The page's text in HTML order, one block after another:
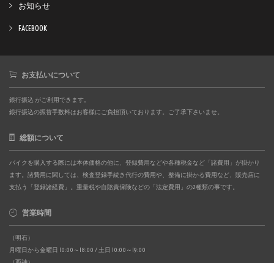
お知らせ
FACEBOOK
お支払いについて
銀行振込 がご利用できます。
銀行振込の振替手数料はお客様にご負担頂いております。ご了承下さいませ。
総額について
バイクを購入する際には本体価格の他に、登録費用などや各種税金など「諸費用」が掛かり
ます。諸費用に関しては、検査登録手続き代行の費用や、整備に掛かる費用など、販売店に
支払う「登録諸経費」。重量税や自賠責保険などの「法定費用」の2種類の事です。
営業時間
（明石）
月曜日から金曜日 10:00～18:00 / 土日 10:00～19:00